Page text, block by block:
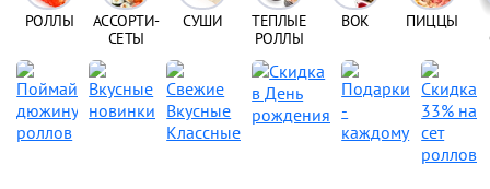
РОЛЛЫ
АССОРТИ-
СЕТЫ
СУШИ
ТЕПЛЫЕ
РОЛЛЫ
ВОК ПИЦЦЫ